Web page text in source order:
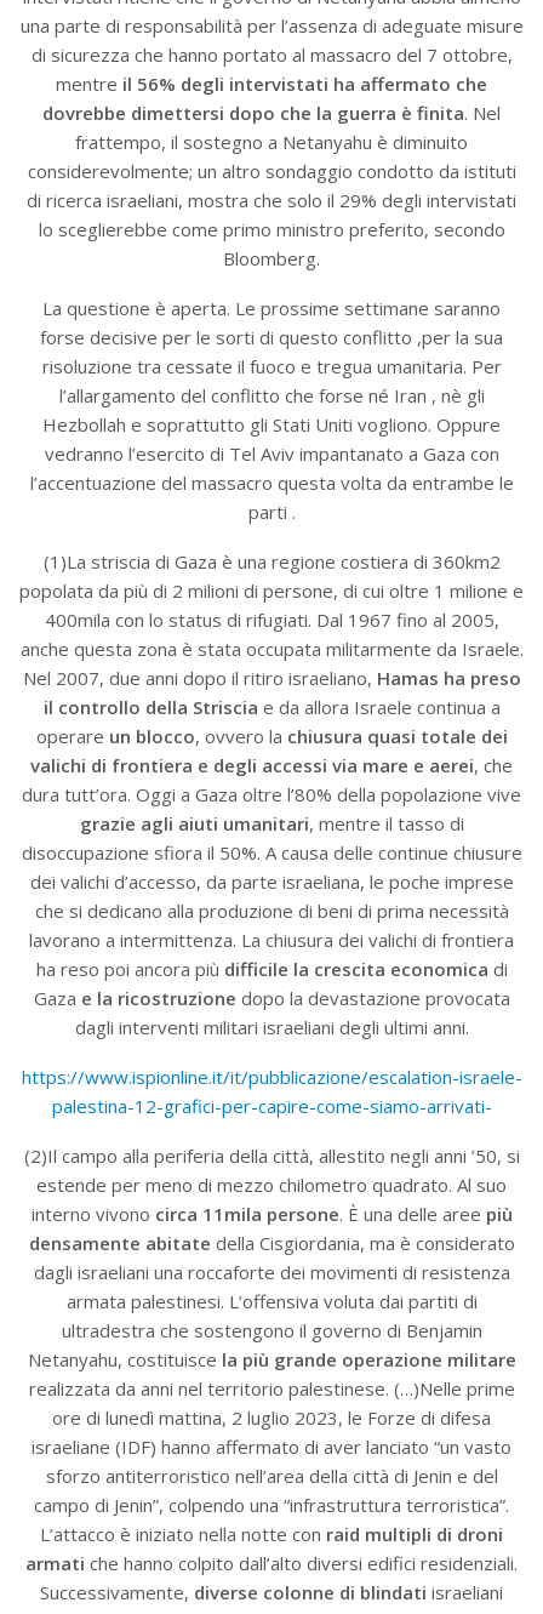
una parte di responsabilità per l’assenza di adeguate misure
di sicurezza che hanno portato al massacro del 7 ottobre,
mentre il 56% degli intervistati ha affermato che
dovrebbe dimettersi dopo che la guerra è finita. Nel
frattempo, il sostegno a Netanyahu è diminuito
considerevolmente; un altro sondaggio condotto da istituti
di ricerca israeliani, mostra che solo il 29% degli intervistati
lo sceglierebbe come primo ministro preferito, secondo
Bloomberg.
La questione è aperta. Le prossime settimane saranno
forse decisive per le sorti di questo conflitto ,per la sua
risoluzione tra cessate il fuoco e tregua umanitaria. Per
l’allargamento del conflitto che forse né Iran , nè gli
Hezbollah e soprattutto gli Stati Uniti vogliono. Oppure
vedranno l’esercito di Tel Aviv impantanato a Gaza con
l’accentuazione del massacro questa volta da entrambe le
parti .
(1)La striscia di Gaza è una regione costiera di 360km2
popolata da più di 2 milioni di persone, di cui oltre 1 milione e
400mila con lo status di rifugiati. Dal 1967 fino al 2005,
anche questa zona è stata occupata militarmente da Israele.
Nel 2007, due anni dopo il ritiro israeliano, Hamas ha preso
il controllo della Striscia e da allora Israele continua a
operare un blocco, ovvero la chiusura quasi totale dei
valichi di frontiera e degli accessi via mare e aerei, che
dura tutt’ora. Oggi a Gaza oltre l’80% della popolazione vive
grazie agli aiuti umanitari, mentre il tasso di
disoccupazione sfiora il 50%. A causa delle continue chiusure
dei valichi d’accesso, da parte israeliana, le poche imprese
che si dedicano alla produzione di beni di prima necessità
lavorano a intermittenza. La chiusura dei valichi di frontiera
ha reso poi ancora più difficile la crescita economica di
Gaza e la ricostruzione dopo la devastazione provocata
dagli interventi militari israeliani degli ultimi anni.
https://www.ispionline.it/it/pubblicazione/escalation-israele-
palestina-12-grafici-per-capire-come-siamo-arrivati-
(2)Il campo alla periferia della città, allestito negli anni ’50, si
estende per meno di mezzo chilometro quadrato. Al suo
interno vivono circa 11mila persone. È una delle aree più
densamente abitate della Cisgiordania, ma è considerato
dagli israeliani una roccaforte dei movimenti di resistenza
armata palestinesi. L’offensiva voluta dai partiti di
ultradestra che sostengono il governo di Benjamin
Netanyahu, costituisce la più grande operazione militare
realizzata da anni nel territorio palestinese. (…)Nelle prime
ore di lunedì mattina, 2 luglio 2023, le Forze di difesa
israeliane (IDF) hanno affermato di aver lanciato “un vasto
sforzo antiterroristico nell’area della città di Jenin e del
campo di Jenin”, colpendo una “infrastruttura terroristica”.
L’attacco è iniziato nella notte con raid multipli di droni
armati che hanno colpito dall’alto diversi edifici residenziali.
Successivamente, diverse colonne di blindati israeliani